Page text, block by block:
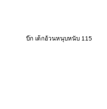
บิ๊ก เด็กอ้วนหนุบหนับ 115